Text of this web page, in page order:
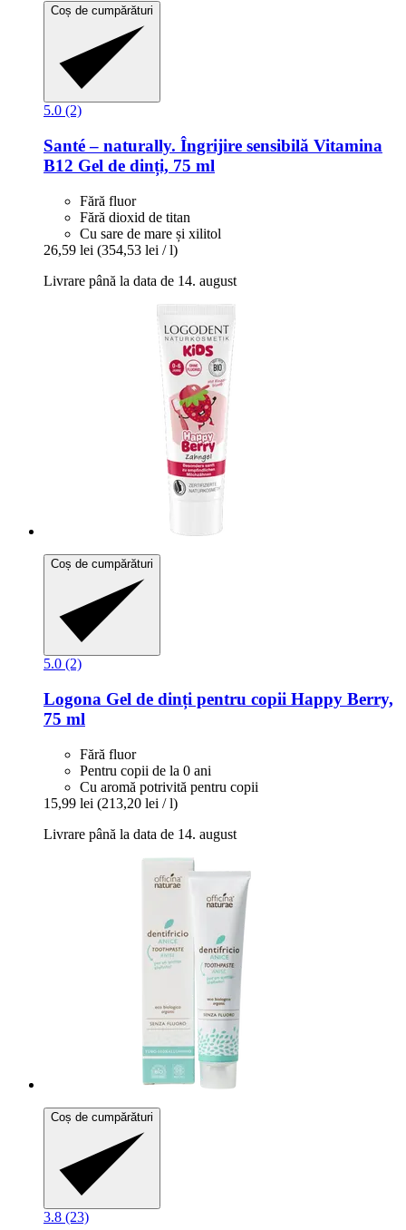
Coș de cumpărături
5.0 (2)
Santé – naturally. Îngrijire sensibilă Vitamina
B12 Gel de dinți, 75 ml
Fără fluor
Fără dioxid de titan
Cu sare de mare și xilitol
26,59 lei (354,53 lei / l)
Livrare până la data de 14. august
Coș de cumpărături
5.0 (2)
Logona Gel de dinți pentru copii Happy Berry,
75 ml
Fără fluor
Pentru copii de la 0 ani
Cu aromă potrivită pentru copii
15,99 lei (213,20 lei / l)
Livrare până la data de 14. august
Coș de cumpărături
3.8 (23)